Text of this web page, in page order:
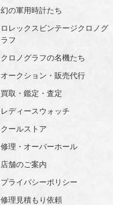
幻の軍用時計たち
ロレックスビンテージクロノグ
ラフ
クロノグラフの名機たち
オークション・販売代行
買取・鑑定・査定
レディースウォッチ
クールストア
修理・オーバーホール
店舗のご案内
プライバシーポリシー
修理見積もり依頼